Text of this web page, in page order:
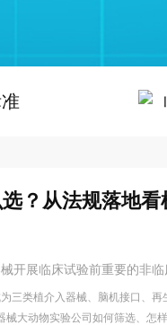
？从法规落地
开展临床试验前重要的非
三类植介入器械、脑机接口、
大动物实验公司如何筛选、怎